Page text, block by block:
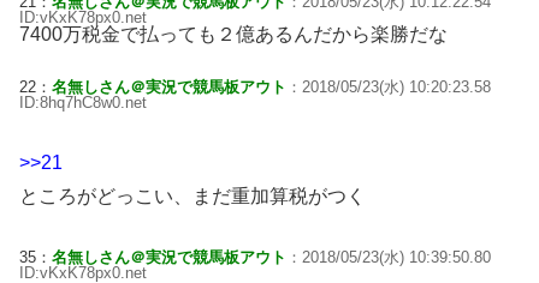
ID:vKxK78px0.net
7400万税金で払っても２億あるんだから楽勝だな
22： 名無しさん＠実況で競馬板アウト ：2018/05/23(水) 10:20:23.58
ID:8hq7hC8w0.net
>>21
ところがどっこい、まだ重加算税がつく
35： 名無しさん＠実況で競馬板アウト ：2018/05/23(水) 10:39:50.80
ID:vKxK78px0.net